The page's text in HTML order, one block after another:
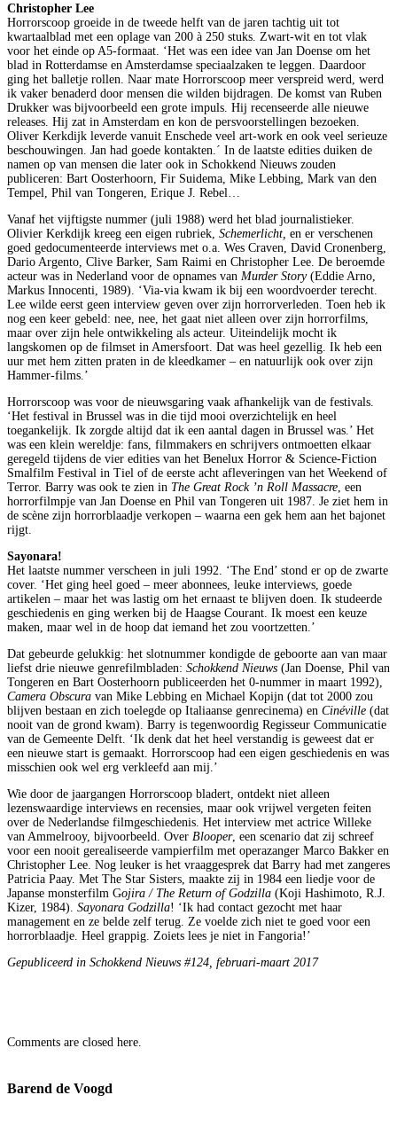
Christopher Lee
Horrorscoop groeide in de tweede helft van de jaren tachtig uit tot
kwartaalblad met een oplage van 200 à 250 stuks. Zwart-wit en tot vlak
voor het einde op A5-formaat. ‘Het was een idee van Jan Doense om het
blad in Rotterdamse en Amsterdamse speciaalzaken te leggen. Daardoor
ging het balletje rollen. Naar mate Horrorscoop meer verspreid werd, werd
ik vaker benaderd door mensen die wilden bijdragen. De komst van Ruben
Drukker was bijvoorbeeld een grote impuls. Hij recenseerde alle nieuwe
releases. Hij zat in Amsterdam en kon de persvoorstellingen bezoeken.
Oliver Kerkdijk leverde vanuit Enschede veel art-work en ook veel serieuze
beschouwingen. Jan had goede kontakten.´ In de laatste edities duiken de
namen op van mensen die later ook in Schokkend Nieuws zouden
publiceren: Bart Oosterhoorn, Fir Suidema, Mike Lebbing, Mark van den
Tempel, Phil van Tongeren, Erique J. Rebel…
Vanaf het vijftigste nummer (juli 1988) werd het blad journalistieker.
Olivier Kerkdijk kreeg een eigen rubriek, Schemerlicht, en er verschenen
goed gedocumenteerde interviews met o.a. Wes Craven, David Cronenberg,
Dario Argento, Clive Barker, Sam Raimi en Christopher Lee. De beroemde
acteur was in Nederland voor de opnames van Murder Story(Eddie Arno,
Markus Innocenti, 1989). ‘Via-via kwam ik bij een woordvoerder terecht.
Lee wilde eerst geen interview geven over zijn horrorverleden. Toen heb ik
nog een keer gebeld: nee, nee, het gaat niet alleen over zijn horrorfilms,
maar over zijn hele ontwikkeling als acteur. Uiteindelijk mocht ik
langskomen op de filmset in Amersfoort. Dat was heel gezellig. Ik heb een
uur met hem zitten praten in de kleedkamer – en natuurlijk ook over zijn
Hammer-films.’
Horrorscoop was voor de nieuwsgaring vaak afhankelijk van de festivals.
‘Het festival in Brussel was in die tijd mooi overzichtelijk en heel
toegankelijk. Ik zorgde altijd dat ik een aantal dagen in Brussel was.’ Het
was een klein wereldje: fans, filmmakers en schrijvers ontmoetten elkaar
geregeld tijdens de vier edities van het Benelux Horror & Science-Fiction
Smalfilm Festival in Tiel of de eerste acht afleveringen van het Weekend of
Terror. Barry was ook te zien in The Great Rock ’n Roll Massacre , een
horrorfilmpje van Jan Doense en Phil van Tongeren uit 1987. Je ziet hem in
de scène zijn horrorblaadje verkopen – waarna een gek hem aan het bajonet
rijgt.
Sayonara!
Het laatste nummer verscheen in juli 1992. ‘The End’ stond er op de zwarte
cover. ‘Het ging heel goed – meer abonnees, leuke interviews, goede
artikelen – maar het was lastig om het ernaast te blijven doen. Ik studeerde
geschiedenis en ging werken bij de Haagse Courant. Ik moest een keuze
maken, maar wel in de hoop dat iemand het zou voortzetten.’
Dat gebeurde gelukkig: het slotnummer kondigde de geboorte aan van maar
liefst drie nieuwe genrefilmbladen: Schokkend Nieuws (Jan Doense, Phil van
Tongeren en Bart Oosterhoorn publiceerden het 0-nummer in maart 1992),
Camera Obscura van Mike Lebbing en Michael Kopijn (dat tot 2000 zou
blijven bestaan en zich toelegde op Italiaanse genrecinema) en Cinéville (dat
nooit van de grond kwam). Barry is tegenwoordig Regisseur Communicatie
van de Gemeente Delft. ‘Ik denk dat het heel verstandig is geweest dat er
een nieuwe start is gemaakt. Horrorscoop had een eigen geschiedenis en was
misschien ook wel erg verkleefd aan mij.’
Wie door de jaargangen Horrorscoop bladert, ontdekt niet alleen
lezenswaardige interviews en recensies, maar ook vrijwel vergeten feiten
over de Nederlandse filmgeschiedenis. Het interview met actrice Willeke
van Ammelrooy, bijvoorbeeld. Over Blooper, een scenario dat zij schreef
voor een nooit gerealiseerde vampierfilm met operazanger Marco Bakker en
Christopher Lee. Nog leuker is het vraaggesprek dat Barry had met zangeres
Patricia Paay. Met The Star Sisters, maakte zij in 1984 een liedje voor de
Japanse monsterfilm Gojira / The Return of Godzilla (Koji Hashimoto, R.J.
Kizer, 1984). Sayonara Godzilla! ‘Ik had contact gezocht met haar
management en ze belde zelf terug. Ze voelde zich niet te goed voor een
horrorblaadje. Heel grappig. Zoiets lees je niet in Fangoria!’
Gepubliceerd in Schokkend Nieuws #124, februari-maart 2017
Comments are closed here.
Barend de Voogd